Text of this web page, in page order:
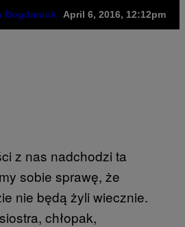
Bogdaniuk April 6, 2016, 12:12pm
z nas nadchodzi ta
sobie sprawę, że
nie będą żyli wiecznie.
chłopak,